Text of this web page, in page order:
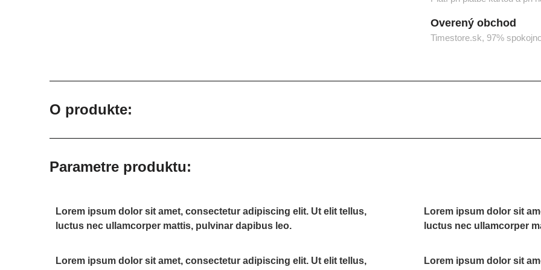
Overený obchod
Timestore.sk, 97%
O produkte:
Parametre produktu:
Lorem ipsum dolor sit amet, consectetur adipiscing elit. Ut elit tellus,
luctus nec ullamcorper mattis, pulvinar dapibus leo.
Lorem ipsum dolor sit amet, consectetur adipiscing elit. Ut elit tellus,
Lorem ipsum dolor sit
luctus nec ullamcorper
Lorem ipsum dolor sit